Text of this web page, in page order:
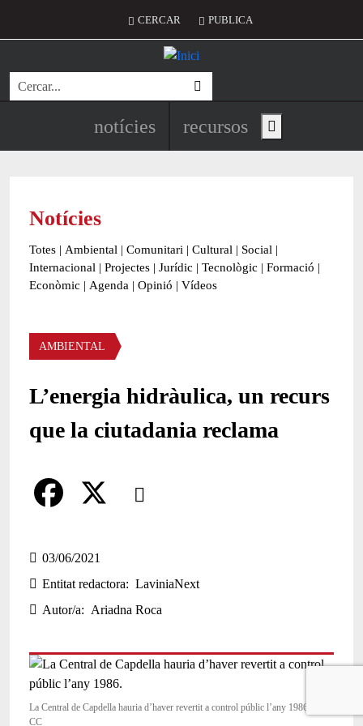
Menú del compte d'usuari
CERCAR PUBLICA
Cerca
Navegació principal de
notícies recursos Show main menu
Notícies
Totes | Ambiental | Comunitari | Cultural | Social |
Internacional | Projectes | Jurídic | Tecnològic | Formació |
Econòmic | Agenda | Opinió | Vídeos
Àmbit de la notícia
AMBIENTAL
L’energia hidràulica, un recurs
que la ciutadania reclama
Comparteix
a
c
e
o
o
03/06/2021
Entitat redactora
LaviniaNext
Autor/a
Ariadna Roca
La Central de Capdella hauria d’haver revertit a control públic l’any 1986. Font:
CC